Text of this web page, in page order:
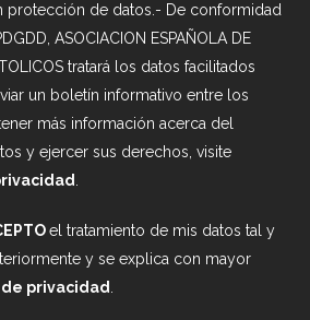
protección de datos.- De conformidad
ASOCIACION ESPAÑOLA DE
tratará los datos facilitados
un boletín informativo entre los
más información acerca del
y ejercer sus derechos, visite
el tratamiento de mis datos tal y
y se explica con mayor
privacidad